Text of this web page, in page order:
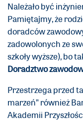
Należało być
Pamiętajmy, że
doradców
zadowolonych ze
szkoły wyższe), bo
Doradztwo
Przestrzega przed
marzeń” również
Akademii